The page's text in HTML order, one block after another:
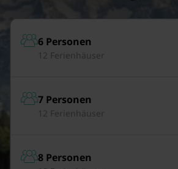
6 Personen
12 Ferienhäuser
7 Personen
12 Ferienhäuser
8 Personen